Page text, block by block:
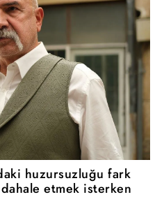
huzursuzluğu fark
etmek isterken